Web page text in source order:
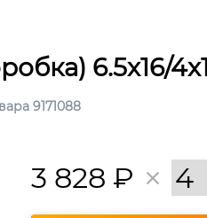
6.5x16/
9171088
3 828 ₽